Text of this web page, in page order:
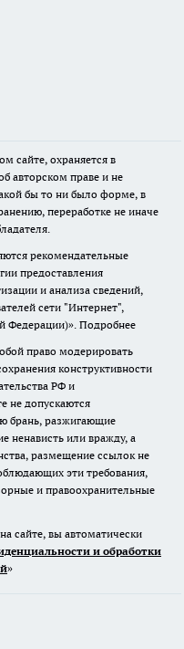
сайте, охраняется в
авторском праве и не
бы то ни было форме, в
переработке не иначе
рекомендательные
предоставления
и анализа сведений,
сети "Интернет",
Федерации)». Подробнее
право модерировать
конструктивности
РФ и
не допускаются
брань, разжигающие
ненависть или вражду, а
размещение ссылок не
эти требования,
и правоохранительные
сайте, вы автоматически
и обработки
»